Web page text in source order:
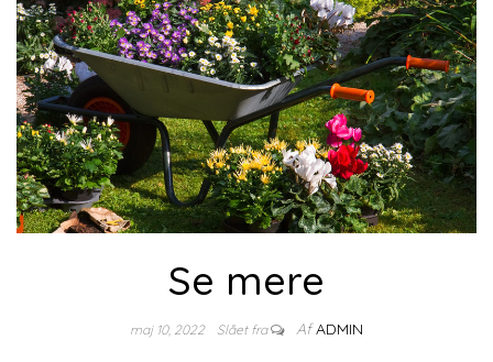
Se mere
maj 10, 2022 Slået fra Af ADMIN